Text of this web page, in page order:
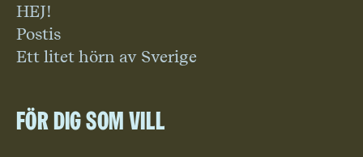
HEJ!
Postis
Ett litet hörn av Sverige
För dig som vill